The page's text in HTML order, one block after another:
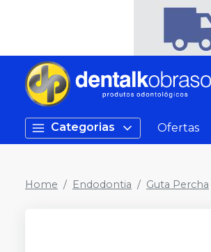
Categorias Ofertas
Home Endodontia Guta Percha